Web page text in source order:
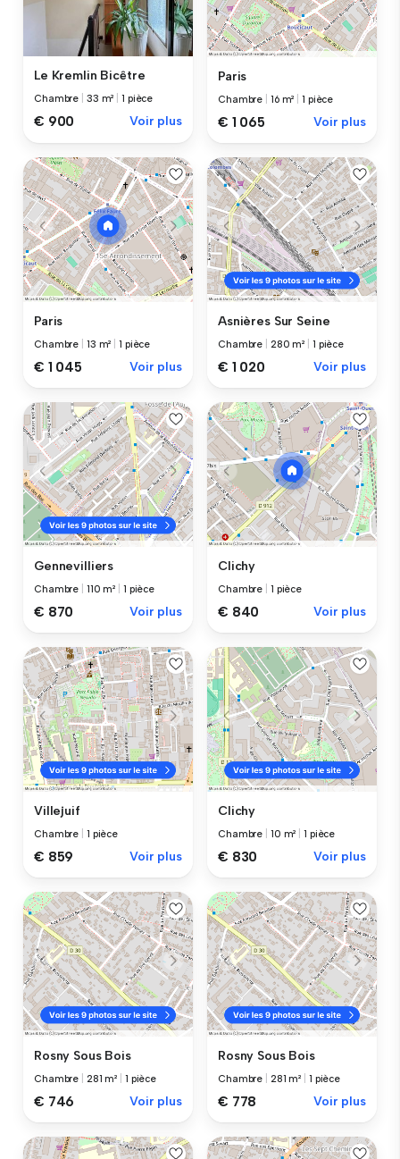
Le Kremlin Bicêtre
Chambre 33 m² |1 pièce
€ 900 Voir plus
Paris
Chambre 16 m² |1 pièce
€ 1 065 Voir plus
Paris
Chambre 13 m² |1 pièce
€ 1 045 Voir plus
Asnières Sur Seine
Chambre 280 m² 1 pièce
€ 1 020 Voir plus
Gennevilliers
Chambre 110 m² 1 pièce
€ 870 Voir plus
Clichy
Chambre 1 pièce
€ 840 Voir plus
Villejuif
Chambre 1 pièce
€ 859 Voir plus
Clichy
Chambre 10 m² |1 pièce
€ 830 Voir plus
Rosny Sous Bois
Chambre 281 m² 1 pièce
€ 746 Voir plus
Rosny Sous Bois
Chambre 281 m² 1 pièce
€ 778 Voir plus